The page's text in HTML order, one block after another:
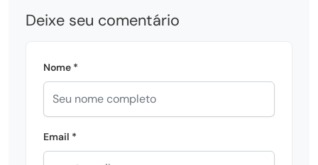
Deixe seu comentário
Nome *
Email *